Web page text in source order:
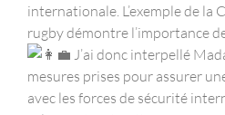
internationale. L’exemple de la
rugby démontre l’importance
J’ai donc interpellé
mesures prises pour assurer
avec les forces de sécurité